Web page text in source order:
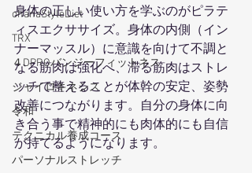
ohanaStyleDiet
TRX
４DPROバンジーフィットネス
ジャイロキネシス
令和
テクニカル養成コース
パーソナルストレッチ
身体の正しい使い方を学ぶのがピラテ
ィスエクササイズ。身体の内側（イン
ナーマッスル）に意識を向けて不調と
なる筋肉は強化へ、滞る筋肉はストレ
ッチで整えることが体幹の安定、姿勢
改善につながります。自分の身体に向
き合う事で精神的にも肉体的にも自信
が持てるようになります。